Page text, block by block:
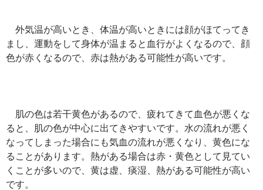
外気温が高いとき、体温が高いときには顔がほてってき
まし、運動をして身体が温まると血行がよくなるので、顔
色が赤くなるので、赤は熱がある可能性が高いです。
肌の色は若干黄色があるので、疲れてきて血色が悪くな
ると、肌の色が中心に出てきやすいです。水の流れが悪く
なってしまった場合にも気血の流れが悪くなり、黄色にな
ることがあります。熱がある場合は赤・黄色として見てい
くことが多いので、黄は虚、痰湿、熱がある可能性が高い
です。